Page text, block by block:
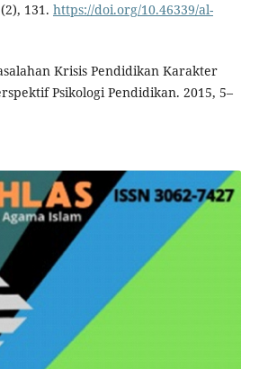
131. https://doi.org/10.46339/al-
Krisis Pendidikan Karakter
Psikologi Pendidikan. 2015, 5–